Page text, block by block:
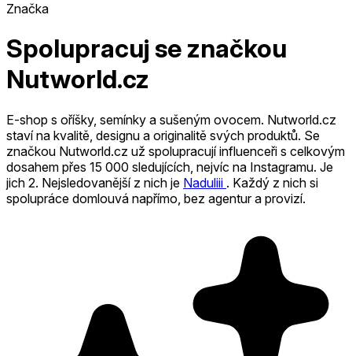
Značka
Spolupracuj se značkou
Nutworld.cz
E-shop s oříšky, semínky a sušeným ovocem. Nutworld.cz
staví na kvalitě, designu a originalitě svých produktů. Se
značkou Nutworld.cz už spolupracují influenceři s celkovým
dosahem přes 15 000 sledujících, nejvíc na Instagramu. Je
jich 2. Nejsledovanější z nich je Naduliii . Každý z nich si
spolupráce domlouvá napřímo, bez agentur a provizí.